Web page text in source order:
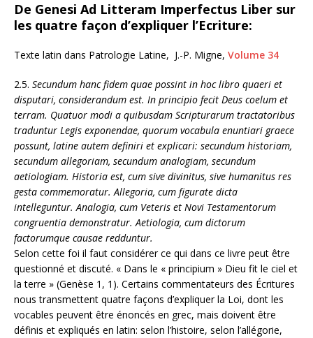
De Genesi Ad Litteram Imperfectus Liber sur
les quatre façon d’expliquer l’Ecriture:
Texte latin dans Patrologie Latine, J.-P. Migne, Volume 34
2.5. Secundum hanc fidem quae possint in hoc libro quaeri et
disputari, considerandum est. In principio fecit Deus coelum et
terram. Quatuor modi a quibusdam Scripturarum tractatoribus
traduntur Legis exponendae, quorum vocabula enuntiari graece
possunt, latine autem definiri et explicari: secundum historiam,
secundum allegoriam, secundum analogiam, secundum
aetiologiam. Historia est, cum sive divinitus, sive humanitus res
gesta commemoratur. Allegoria, cum figurate dicta
intelleguntur. Analogia, cum Veteris et Novi Testamentorum
congruentia demonstratur. Aetiologia, cum dictorum
factorumque causae redduntur.
Selon cette foi il faut considérer ce qui dans ce livre peut être
questionné et discuté. « Dans le « principium » Dieu fit le ciel et
la terre » (Genèse 1, 1). Certains commentateurs des Écritures
nous transmettent quatre façons d’expliquer la Loi, dont les
vocables peuvent être énoncés en grec, mais doivent être
définis et expliqués en latin: selon l’histoire, selon l’allégorie,